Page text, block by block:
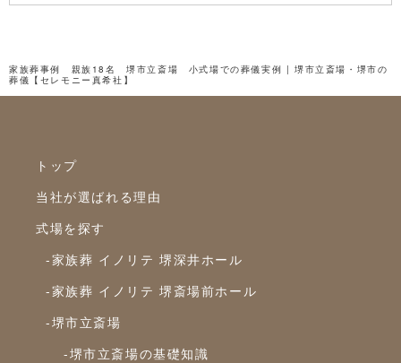
家族葬事例 親族18名 堺市立斎場 小式場での葬儀実例 | 堺市立斎場・堺市の
葬儀【セレモニー真希社】
トップ
当社が選ばれる理由
式場を探す
-家族葬 イノリテ 堺深井ホール
-家族葬 イノリテ 堺斎場前ホール
-堺市立斎場
-堺市立斎場の基礎知識